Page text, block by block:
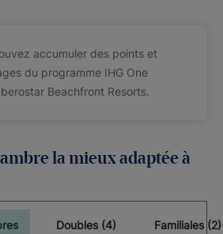
accumuler des points et
du programme IHG One
Beachfront Resorts.
la mieux adaptée à
Doubles (4) Familiales (2)